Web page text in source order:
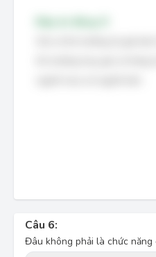
Câu 6:
Đâu không phải là chức